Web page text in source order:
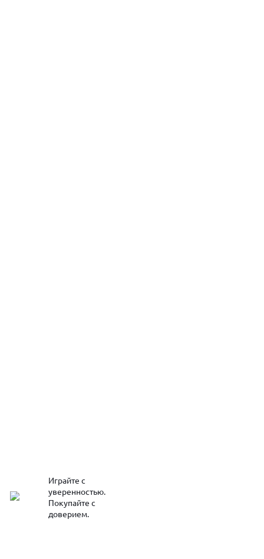
Играйте с
уверенностью.
Покупайте с
доверием.